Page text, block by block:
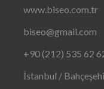
www.biseo.com.tr
biseo@gmail.com
+90 (212) 535 62
İstanbul /